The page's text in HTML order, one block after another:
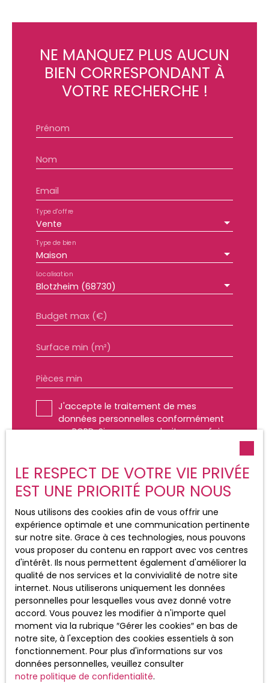
NE MANQUEZ PLUS AUCUN
BIEN CORRESPONDANT À
VOTRE RECHERCHE !
Prénom
Nom
Email
Vente
Type d'offre
Maison
Type de bien
Blotzheim (68730)
Localisation
Budget max (€)
Surface min (m²)
Pièces min
J'accepte le traitement de mes
données personnelles conformément
au RGPD. Si vous ne souhaitez pas faire
inscrire gratuitement sur la liste
d'opposition au démarchage
téléphonique, prévu par l'article L223-1
du code de la consommation, sur le
site Internet www.bloctel.gouv.fr ou par
courrier adressé à :
Société Worldline, Service Bloctel, CS
61311, 41013 BLOIS CEDEX.
Pour en savoir plus sur le traitement de
vos données personnelles, veuillez
consulter notrepolitique de
confidentialité.
Recevoir des annonces
LE RESPECT DE VOTRE VIE PRIVÉE
EST UNE PRIORITÉ POUR NOUS
Nous utilisons des cookies afin de vous offrir une
expérience optimale et une communication pertinente
sur notre site. Grace à ces technologies, nous pouvons
vous proposer du contenu en rapport avec vos centres
d'intérêt. Ils nous permettent également d'améliorer la
qualité de nos services et la convivialité de notre site
internet. Nous utiliserons uniquement les données
personnelles pour lesquelles vous avez donné votre
accord. Vous pouvez les modifier à n'importe quel
moment via la rubrique ″Gérer les cookies″ en bas de
notre site, à l'exception des cookies essentiels à son
fonctionnement. Pour plus d'informations sur vos
données personnelles, veuillez consulter
notre politique de confidentialité.